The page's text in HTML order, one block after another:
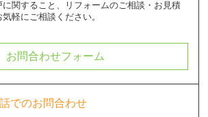
関すること、リフォームのご相談・お見積
軽にご相談ください。
お問合わせフォーム
でのお問合わせ